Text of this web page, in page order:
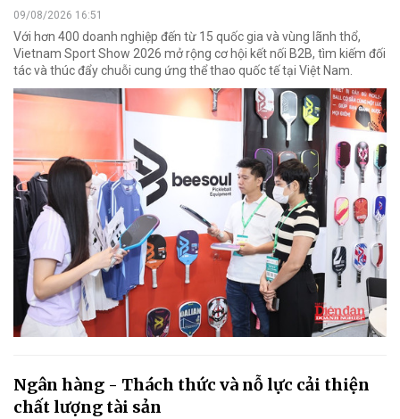
09/08/2026 16:51
Với hơn 400 doanh nghiệp đến từ 15 quốc gia và vùng lãnh thổ,
Vietnam Sport Show 2026 mở rộng cơ hội kết nối B2B, tìm kiếm đối
tác và thúc đẩy chuỗi cung ứng thể thao quốc tế tại Việt Nam.
Ngân hàng - Thách thức và nỗ lực cải thiện
chất lượng tài sản